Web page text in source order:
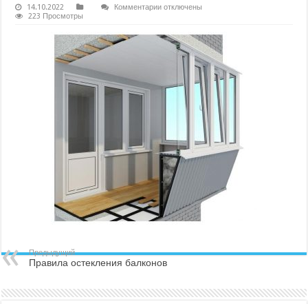
14.10.2022 Комментариикотключены
223 Просмотры
Предыдущий
Правила остекления балконов